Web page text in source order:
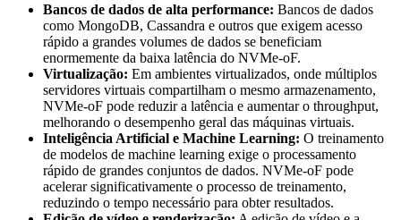
Bancos de dados de alta performance: Bancos de dados
como MongoDB, Cassandra e outros que exigem acesso
rápido a grandes volumes de dados se beneficiam
enormemente da baixa latência do NVMe-oF.
Virtualização: Em ambientes virtualizados, onde múltiplos
servidores virtuais compartilham o mesmo armazenamento,
NVMe-oF pode reduzir a latência e aumentar o throughput,
melhorando o desempenho geral das máquinas virtuais.
Inteligência Artificial e Machine Learning: O treinamento
de modelos de machine learning exige o processamento
rápido de grandes conjuntos de dados. NVMe-oF pode
acelerar significativamente o processo de treinamento,
reduzindo o tempo necessário para obter resultados.